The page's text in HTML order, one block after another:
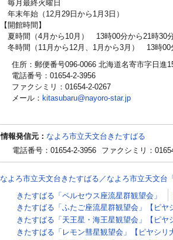
毎月最終火曜日
年末年始（12月29日から1月3日）
【開館時間】
夏時間（4月から10月） 13時00分から21時30
冬時間（11月から12月、1月から3月） 13時00
住所：郵便番号096-0066 北海道名寄市字日進
電話番号：01654-2-3956
ファクシミリ：01654-2-0267
メール： kitasubaru@nayoro-star.jp
情報発信元： なよろ市立天文台きたすばる
電話番号：01654-2-3956
ファクシミリ：
なよろ市立天文台きたすばる／なよろ市立天文台
きたすばる「ペルセウス座流星群観望会」
きたすばる「ふたご座流星群観望会」【ピ
きたすばる「天王星・海王星観望会」【ピ
きたすばる「レモン彗星観望会」【ピヤシ